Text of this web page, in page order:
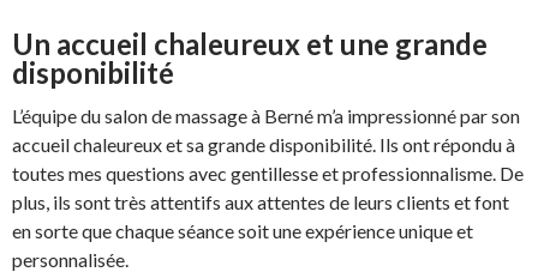
Un accueil chaleureux et une grande
disponibilité
L’équipe du salon de massage à Berné m’a impressionné par son
accueil chaleureux et sa grande disponibilité. Ils ont répondu à
toutes mes questions avec gentillesse et professionnalisme. De
plus, ils sont très attentifs aux attentes de leurs clients et font
en sorte que chaque séance soit une expérience unique et
personnalisée.